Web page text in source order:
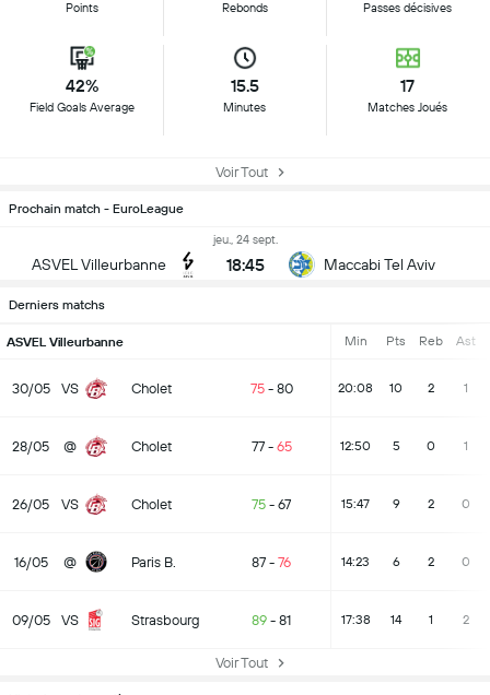
Points Rebonds Passes décisives
42%
Field Goals Average
15.5
Minutes
17
Matches Joués
Voir Tout
Prochain match - EuroLeague
ASVEL Villeurbanne
jeu., 24 sept.
18:45 Maccabi Tel Aviv
Derniers matchs
ASVEL Villeurbanne Min Pts Reb Ast
30/05 VS Cholet 75- 80 20:08 10 2 1
28/05 @ Cholet 77- 65 12:50 5 0 1
26/05 VS Cholet 75 - 67 15:47 9 2 0
16/05 @ Paris B. 87 - 76 14:23 6 2 0
09/05 VS Strasbourg 89 - 81 17:38 14 1 2
Voir Tout